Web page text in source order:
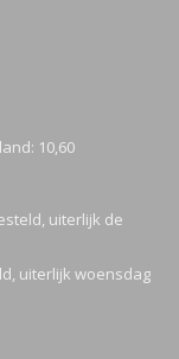
10,60
uiterlijk de
uiterlijk woensdag